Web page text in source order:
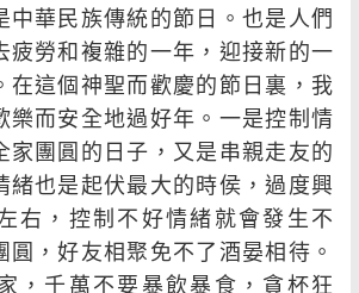
中華民族傳統的節日。也是人們
疲勞和複雜的一年，迎接新的一
在這個神聖而歡慶的節日裏，我
樂而安全地過好年。一是控制情
家團圓的日子，又是串親走友的
緒也是起伏最大的時侯，過度興
右，控制不好情緒就會發生不
圓，好友相聚免不了酒晏相待。
，千萬不要暴飲暴食，貪杯狂